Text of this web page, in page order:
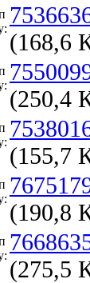
(168,6
(250,4
(155,7
(190,8
(275,5